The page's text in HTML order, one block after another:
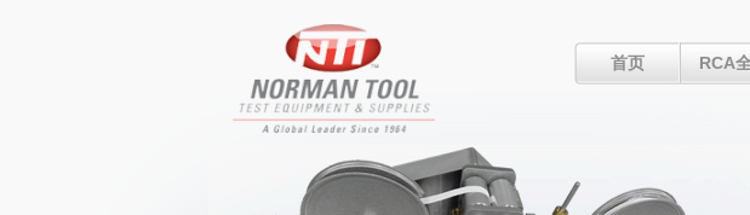
首页 RCA